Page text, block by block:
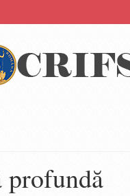
profundă